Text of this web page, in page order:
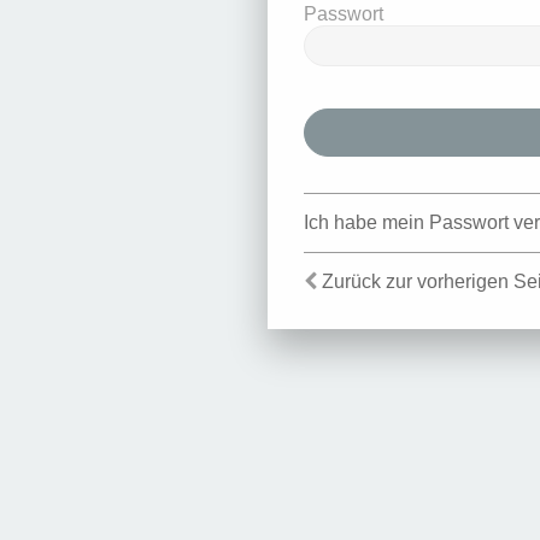
Passwort
Ich habe mein Passwort
Zurück zur vorherigen